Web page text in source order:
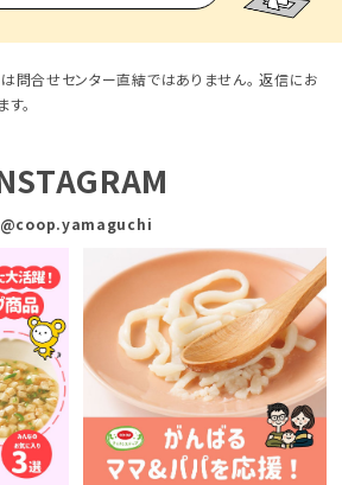
問合せセンター直結ではありません。返信にお
。
@coop.yamaguchi